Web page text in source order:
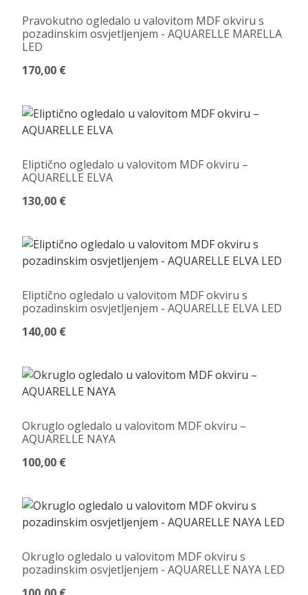
Pravokutno ogledalo u valovitom MDF okviru s
pozadinskim osvjetljenjem - AQUARELLE MARELLA
LED
170,00 €
Eliptično ogledalo u valovitom MDF okviru –
AQUARELLE ELVA
130,00 €
Eliptično ogledalo u valovitom MDF okviru s
pozadinskim osvjetljenjem - AQUARELLE ELVA LED
140,00 €
Okruglo ogledalo u valovitom MDF okviru –
AQUARELLE NAYA
100,00 €
Okruglo ogledalo u valovitom MDF okviru s
pozadinskim osvjetljenjem - AQUARELLE NAYA LED